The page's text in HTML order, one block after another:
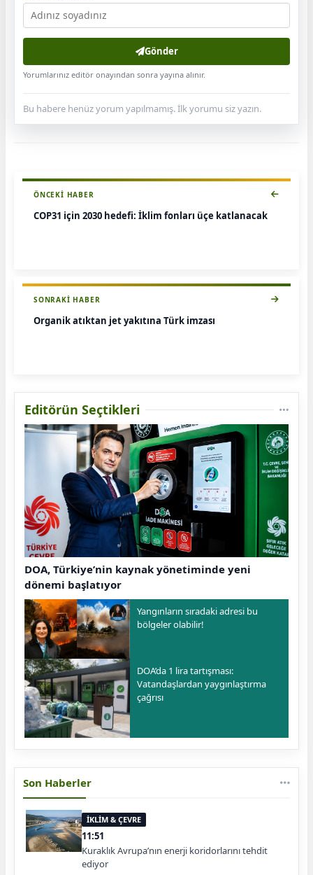
Gönder
Yorumlarınız editör onayından sonra yayına alınır.
Bu habere henüz yorum yapılmamış. İlk yorumu siz yazın.
ÖNCEKI HABER
COP31 için 2030 hedefi: İklim fonları üçe katlanacak
SONRAKI HABER
Organik atıktan jet yakıtına Türk imzası
Editörün Seçtikleri
DOA, Türkiye’nin kaynak yönetiminde yeni
dönemi başlatıyor
Yangınların sıradaki adresi bu
bölgeler olabilir!
DOA’da 1 lira tartışması:
Vatandaşlardan yaygınlaştırma
çağrısı
Son Haberler
İKLİM & ÇEVRE
11:51
Kuraklık Avrupa’nın enerji koridorlarını tehdit
ediyor